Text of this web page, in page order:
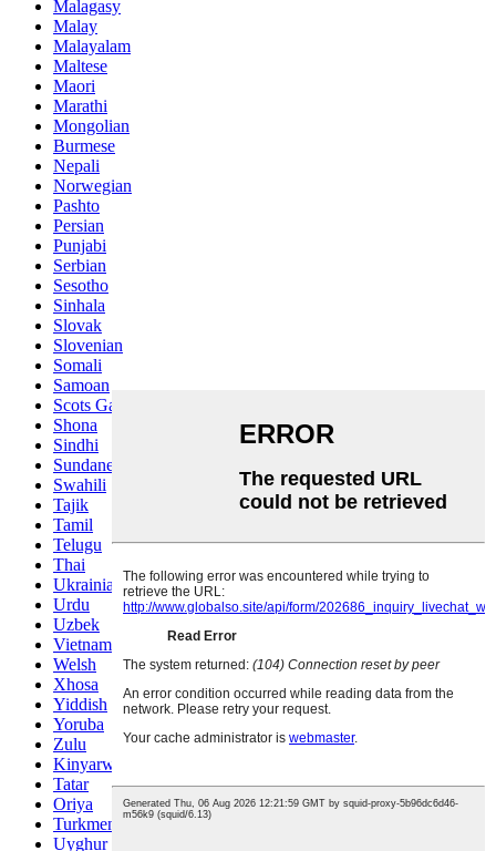
Malagasy
Malay
Malayalam
Maltese
Maori
Marathi
Mongolian
Burmese
Nepali
Norwegian
Pashto
Persian
Punjabi
Serbian
Sesotho
Sinhala
Slovak
Slovenian
Somali
Samoan
Scots Gaelic
Shona
Sindhi
Sundanese
Swahili
Tajik
Tamil
Telugu
Thai
Ukrainian
Urdu
Uzbek
Vietnamese
Welsh
Xhosa
Yiddish
Yoruba
Zulu
Kinyarwanda
Tatar
Oriya
Turkmen
Uyghur